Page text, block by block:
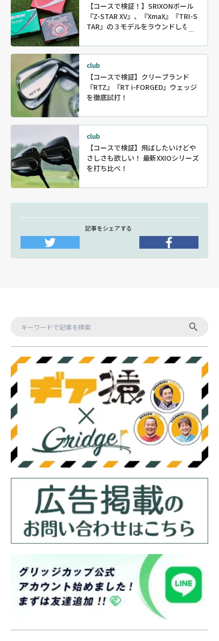
【コースで検証！】SRIXONボール
『Z-STAR XV』、『XmaX』『TRI-S
TAR』の３モデルをラウンドしなが
club
【コースで検証】クリーブランド
『RTZ』『RT i-FORGED』ウェッジ
を徹底試打！
club
【コースで検証】飛ばしたいけどや
さしさも欲しい！ 最新XXIOシリーズ
を打ち比べ！
記事をシェアする